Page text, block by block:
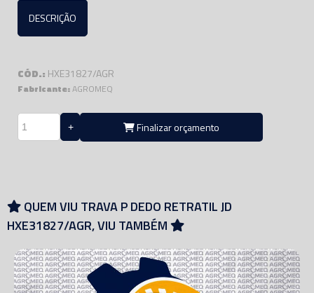
DESCRIÇÃO
CÓD.: HXE31827/AGR
Fabricante:AGROMEQ
Finalizar orçamento
QUEM VIU TRAVA P DEDO RETRATIL JD
HXE31827/AGR, VIU TAMBÉM